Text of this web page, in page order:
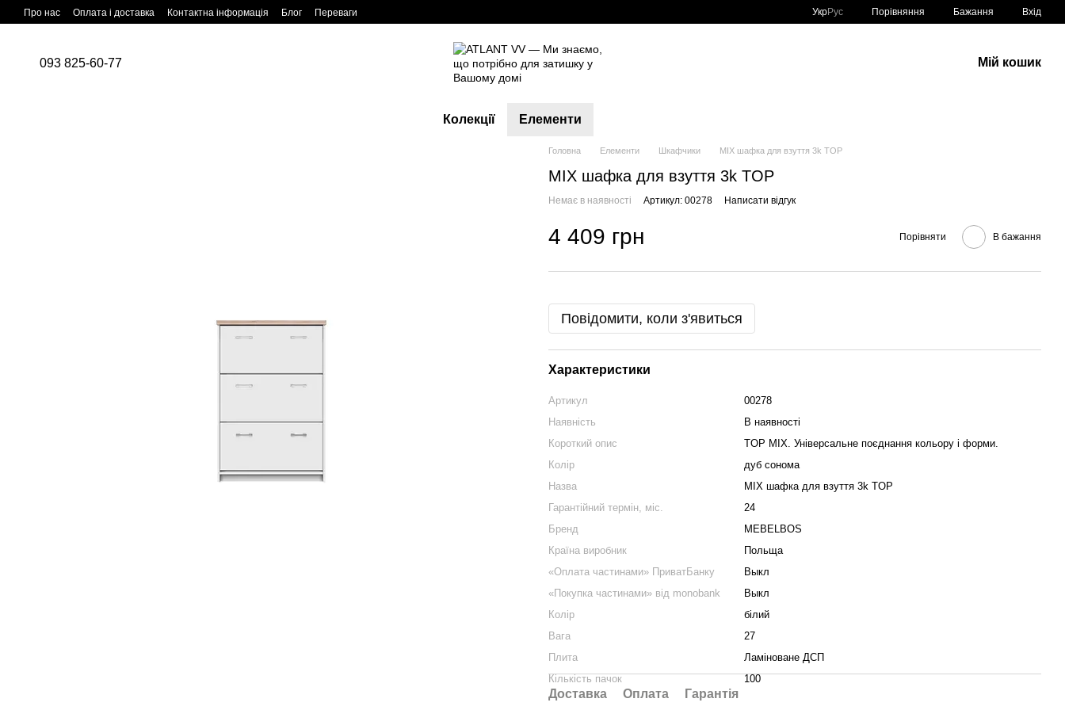
Перейти до основного контенту
Про нас Оплата і доставка Контактна інформація Блог Переваги УкрРус Порівняння Бажання Вхід
093 825-60-77 Мій кошик
Колекції Елементи
Головна Елементи Шкафчики MIX шафка для взуття 3k TOP
MIX шафка для взуття 3k TOP
Немає в наявності Артикул: 00278 Написати відгук
4 409 грн Порівняти В бажання
Повідомити, коли з'явиться
Характеристики
Артикул
00278
Наявність
В наявності
Короткий опис
TOP MIX. Універсальне поєднання кольору і форми.
Колір
дуб сонома
Назва
MIX шафка для взуття 3k TOP
Гарантійний термін, міс.
24
Бренд
MEBELBOS
Країна виробник
Польща
«Оплата частинами» ПриватБанку
Выкл
«Покупка частинами» від monobank
Выкл
Колір
білий
Вага
27
Плита
Ламіноване ДСП
Кількість пачок
100
Доставка Оплата Гарантія